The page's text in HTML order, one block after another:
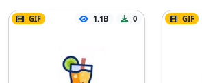
GIF 1.1B 0 GIF